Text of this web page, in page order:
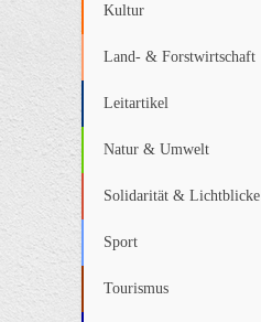
Kultur
Land- & Forstwirtschaft
Leitartikel
Natur & Umwelt
Solidarität & Lichtblicke
Sport
Tourismus